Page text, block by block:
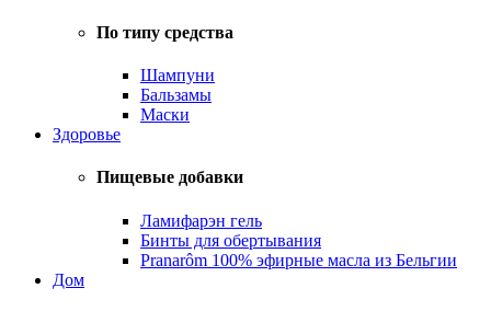
По типу средства
Шампуни
Бальзамы
Маски
Здоровье
Пищевые добавки
Ламифарэн гель
Бинты для обертывания
Pranarôm 100% эфирные масла из Бельгии
Дом